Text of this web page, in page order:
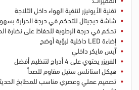
تقنية الأيونيزر لتنقية الهواء داخل الثلاجة
شاشة ديجيتال للتحكم في درجة الحرارة
تحكم في درجة الرطوبة للحفاظ على نضارة
إضاءة LED داخلية لرؤية أوضح
آيس مايكر داخلي
الفريزر يحتوي على 4 أدراج لتنظيم أفضل
هيكل استانلس ستيل مقاوم للصدأ
تصميم عملي وعصري مناسب للمطابخ